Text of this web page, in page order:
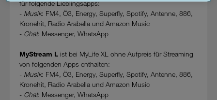
für folgende Lieblingsapps:
- Musik: FM4, Ö3, Energy, Superfly, Spotify, Antenne, 886,
Kronehit, Radio Arabella und Amazon Music
- Chat: Messenger, WhatsApp
MyStream L ist bei MyLife XL ohne Aufpreis für Streaming
von folgenden Apps enthalten:
- Musik: FM4, Ö3, Energy, Superfly, Spotify, Antenne, 886,
Kronehit, Radio Arabella und Amazon Music
- Chat: Messenger, WhatsApp
Datenschutzniveau und es stehen keine wirksamen
Rechtsbehelfe zur Verfügung.
Cookies von Unternehmen in Drittstaaten, die ein ähnliches
(z.B. Data Privacy Framework), werden wie europäische
Unternehmen behandelt.
Wenn Sie „Nur notwendige Cookies“ wählen, dann sind für
Sie nur jene Cookies im Einsatz, die zur Funktion dieser